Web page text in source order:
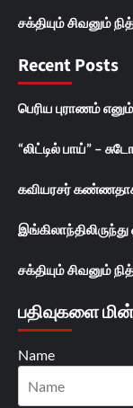
சக்தியும் சிவனும்
Recent Posts
பெரிய புராணம்
“லிட்டில் பாய்” –
கவியரசர்
சக்தியும் சிவனும்
பதிவுகளை
Name